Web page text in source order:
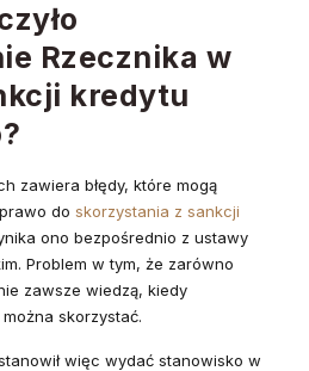
Rzecznika w
kredytu
zawiera błędy, które mogą
do skorzystania z sankcji
ono bezpośrednio z ustawy
Problem w tym, że zarówno
zawsze wiedzą, kiedy
skorzystać.
więc wydać stanowisko w